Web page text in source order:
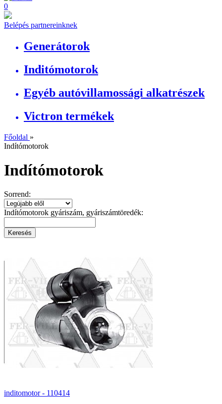
0
Belépés partnereinknek
Generátorok
Inditómotorok
Egyéb autóvillamossági alkatrészek
Victron termékek
Főoldal »
Indítómotorok
Indítómotorok
Sorrend:
Indítómotorok gyáriszám, gyáriszámtöredék:
inditomotor - 110414